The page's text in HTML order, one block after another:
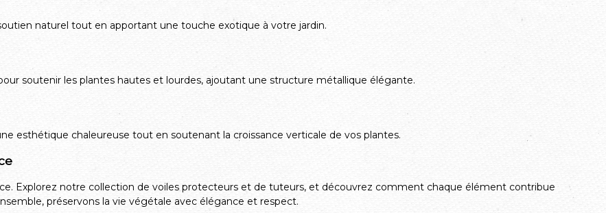
naturel tout en apportant une touche exotique à votre jardin.
soutenir les plantes hautes et lourdes, ajoutant une structure métallique élégante.
esthétique chaleureuse tout en soutenant la croissance verticale de vos plantes.
Explorez notre collection de voiles protecteurs et de tuteurs, et découvrez comment chaque élément contribue
préservons la vie végétale avec élégance et respect.